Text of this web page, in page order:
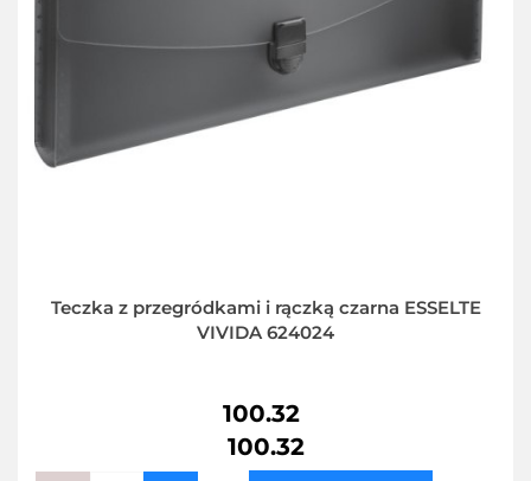
Teczka z przegródkami i rączką czarna ESSELTE
VIVIDA 624024
100.32
100.32